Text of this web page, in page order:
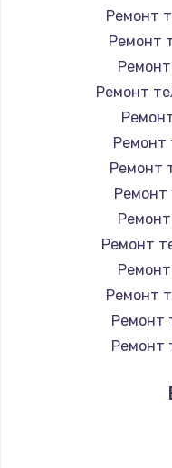
Замена
Замена
Ремонт
Ремонт
Ремонт
Ремонт
Ремонт
Ремонт
Ремонт
Ремонт
Ремонт
Ремонт
Ремонт
Ремонт
Ремонт